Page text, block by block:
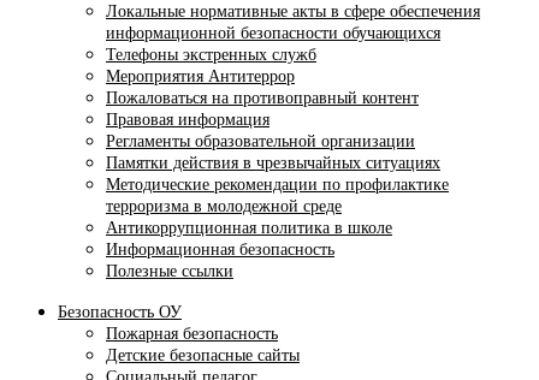
Локальные нормативные акты в сфере обеспечения
информационной безопасности обучающихся
Телефоны экстренных служб
Мероприятия Антитеррор
Пожаловаться на противоправный контент
Правовая информация
Регламенты образовательной организации
Памятки действия в чрезвычайных ситуациях
Методические рекомендации по профилактике
терроризма в молодежной среде
Антикоррупционная политика в школе
Информационная безопасность
Полезные ссылки
Безопасность ОУ
Пожарная безопасность
Детские безопасные сайты
Социальный педагог